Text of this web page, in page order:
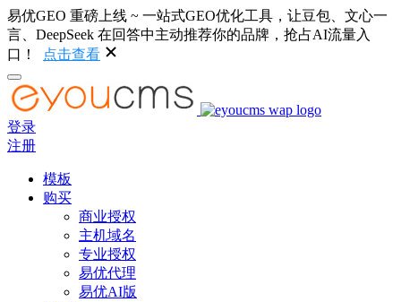
易优GEO 重磅上线 ~ 一站式GEO优化工具，让豆包、文心一
言、DeepSeek 在回答中主动推荐你的品牌，抢占AI流量入
口！
点击查看
登录
注册
模板
购买
商业授权
主机域名
专业授权
易优代理
易优AI版